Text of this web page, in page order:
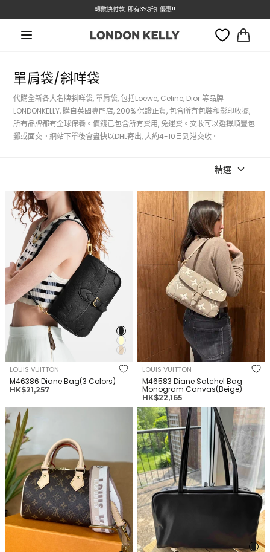
本週特價 - Dior 低至7折
轉數快付款, 即有3%折扣優惠!!
單肩袋/斜咩袋
代購全新各大名牌斜咩袋, 單肩袋, 包括Loewe, Celine, Dior 等品牌
LONDONKELLY, 購自英國專門店, 200% 保證正貨, 包含所有包裝和影印收據,
所有品牌都有全球保養。價錢已包含所有費用, 免運費。交收可以選擇順豐包
郵或面交。網站下單後會盡快以DHL寄出, 大約4-10日到港交收。
精選
LOUIS VUITTON M46386 Diane
Bag(3 Colors)
LOUIS VUITTON
M46386 Diane Bag(3 Colors)
正
價
格
HK$21,257
LOUIS VUITTON M46583 Diane
Satchel Bag Monogram
Canvas(Beige)
LOUIS VUITTON
M46583 Diane Satchel Bag
Monogram Canvas(Beige)
正
常
價
格
HK$22,165
LOUIS VUITTON M46222
Speedy 20 Bag Monogram
Canvas(2 Colors)
THE ROW Astra Bowling Bag in
Leather(3 Colors)